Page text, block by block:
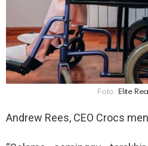
Foto: Elite
Andrew Rees, CEO Crocs